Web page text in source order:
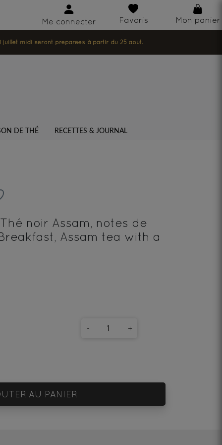
Me connecter Favoris Mon panier
juillet midi seront préparées à partir du 25 août.
DE THÉ RECETTES & JOURNAL
noir Assam, notes de
Assam tea with a
- +
AU PANIER